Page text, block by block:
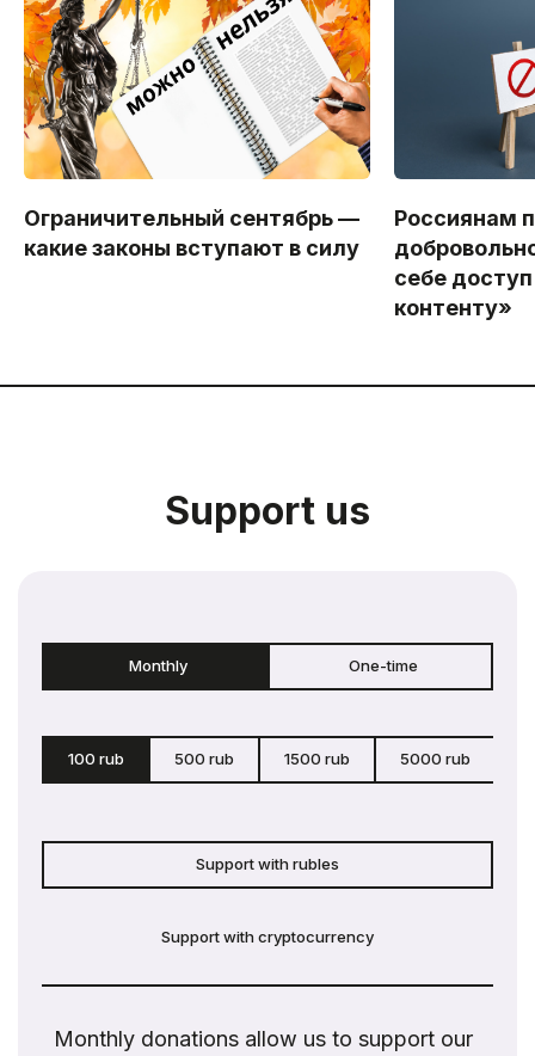
Ограничительный сентябрь —
какие законы вступают в силу
Россиянам
себе
контенту»
Support us
Monthly One-time
100 rub 500 rub 1500 rub 5000 rub
Support with rubles
Support with cryptocurrency
Monthly donations allow us to support our